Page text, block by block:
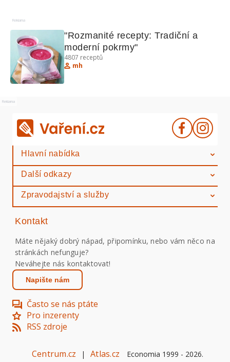
Reklama
"Rozmanité recepty: Tradiční a
moderní pokrmy"
4807 receptů
mh
Reklama
Hlavní nabídka
Další odkazy
Zpravodajství a služby
Kontakt
Máte nějaký dobrý nápad, připomínku, nebo vám něco na
stránkách nefunguje?
Neváhejte nás kontaktovat!
Napište nám
Často se nás ptáte
Pro inzerenty
RSS zdroje
Centrum.cz | Atlas.cz Economia 1999 - 2026.